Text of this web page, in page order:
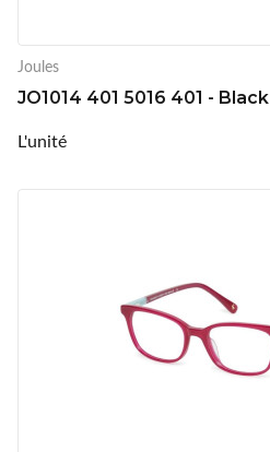
Joules
JO1014 401 5016 401 - Black
L'unité